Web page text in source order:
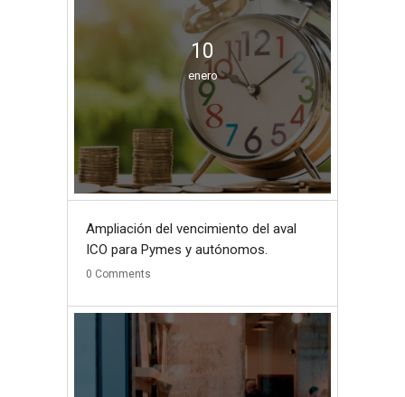
10
enero
Ampliación del vencimiento del aval
ICO para Pymes y autónomos.
0 Comments